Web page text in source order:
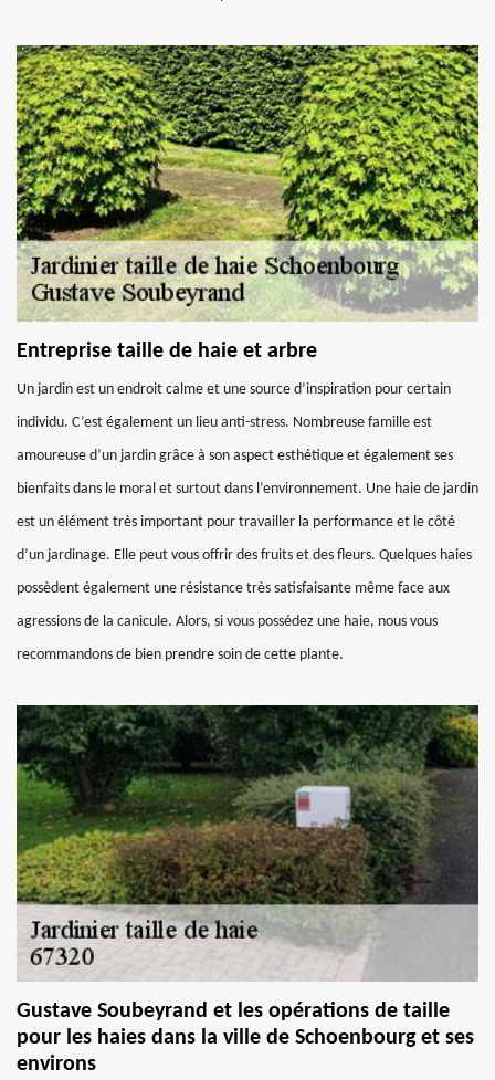
Entreprise taille de haie et arbre
Un jardin est un endroit calme et une source d’inspiration pour certain
individu. C’est également un lieu anti-stress. Nombreuse famille est
amoureuse d’un jardin grâce à son aspect esthétique et également ses
bienfaits dans le moral et surtout dans l’environnement. Une haie de jardin
est un élément très important pour travailler la performance et le côté
d’un jardinage. Elle peut vous offrir des fruits et des fleurs. Quelques haies
possèdent également une résistance très satisfaisante même face aux
agressions de la canicule. Alors, si vous possédez une haie, nous vous
recommandons de bien prendre soin de cette plante.
Gustave Soubeyrand et les opérations de taille
pour les haies dans la ville de Schoenbourg et ses
environs